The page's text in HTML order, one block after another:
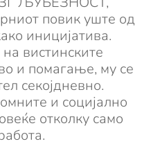
повик уште од
иницијатива.
вистинските
и помагање, му се
секојдневно.
и социјално
отколку само